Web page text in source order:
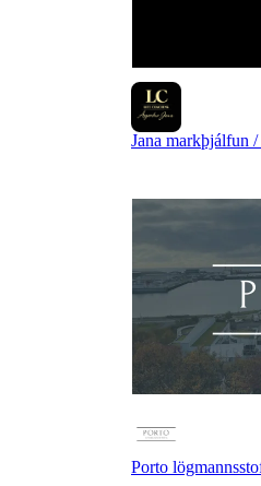
Jana markþjálfun
Porto